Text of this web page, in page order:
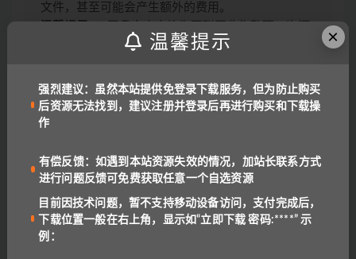
文件，甚至可能会产生额外的费用。
里包含的联系方式（含电话、微信、QQ等）请谨慎
链接或下载失效报错：
QQ报错 |
微信号:
benottoknow (推荐) | yu-er©uoov.com(回复慢)
我们都是爱学习的小耳朵，记得收藏我们哟~
下一篇
英文版《中国哲学简史》作者：冯友兰(A Short History
of Chinese Philosophy)
×
温馨提示
强烈建议：虽然本站提供免登录下载服务，但为防止购买
后资源无法找到，建议注册并登录后再进行购买和下载操
作
有偿反馈：如遇到本站资源失效的情况，加站长联系方式
进行问题反馈可免费获取任意一个自选资源
目前因技术问题，暂不支持移动设备访问，支付完成后，
下载位置一般在右上角，显示如“立即下载 密码:****” 示
例：